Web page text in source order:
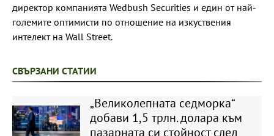
директор компанията Wedbush Securities и един от най-
големите оптимисти по отношение на изкуствения
интелект на Wall Street.
СВЪРЗАНИ СТАТИИ
„Великолепната седморка“
добави 1,5 трлн. долара към
пазарната си стойност след